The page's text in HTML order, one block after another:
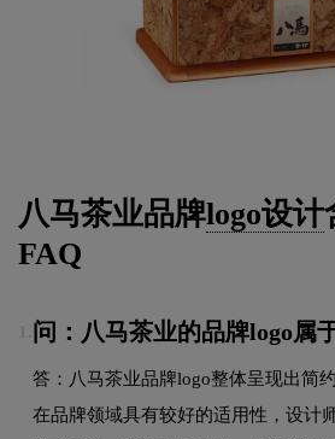
八马茶业品牌logo设计
FAQ
问：八马茶业的品牌logo属
答：八马茶业品牌logo整体呈现出简
在品牌领域具有较好的适用性，设计